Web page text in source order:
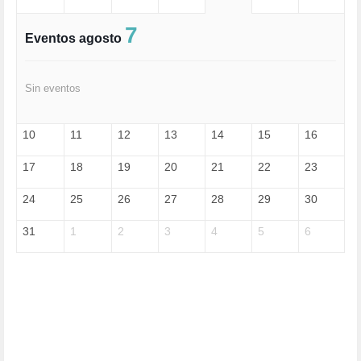
FELICIDAD (1)
FRANCISCO (5)
GUERRA (133)
HUMOR (1)
IA (1)
INMIGRACIÓN (145)
Eventos agosto 7
Sin eventos
10 11 12 13 14 15 16
17 18 19 20 21 22 23
24 25 26 27 28 29 30
31 1 2 3 4 5 6